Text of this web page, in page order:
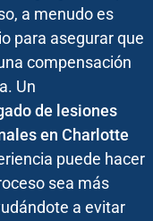
a menudo es
para asegurar que
compensación
Un
de lesiones
en Charlotte
puede hacer
sea más
a evitar